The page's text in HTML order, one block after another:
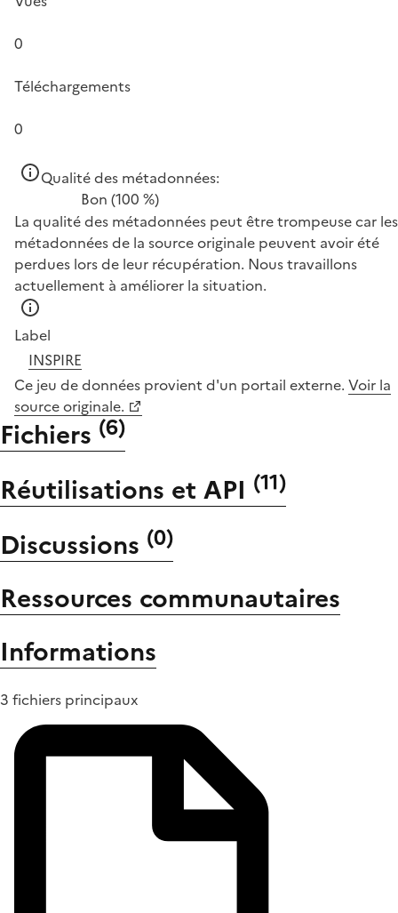
0
Téléchargements
0
Qualité des métadonnées:
Bon (100 %)
La qualité des métadonnées peut être trompeuse car les
métadonnées de la source originale peuvent avoir été
perdues lors de leur récupération. Nous travaillons
actuellement à améliorer la situation.
Label
INSPIRE
Ce jeu de données provient d'un portail externe. Voir la
source originale.
Fichiers (6)
Réutilisations et API (11)
Discussions (0)
Ressources communautaires
Informations
3 fichiers principaux